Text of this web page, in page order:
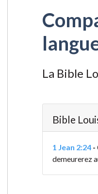
La Bible
Bible
1 Jean 2:24-
demeurerez